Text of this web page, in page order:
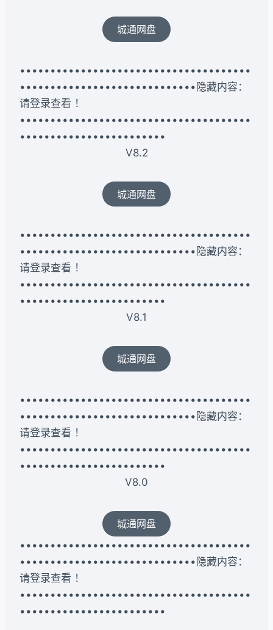
城通网盘
••••••••••••••••••••••••••••••••••••••
•••••••••••••••••••••••••••••隐藏内容：
请登录查看 ！
••••••••••••••••••••••••••••••••••••••
••••••••••••••••••••••••
V8.2
城通网盘
••••••••••••••••••••••••••••••••••••••
•••••••••••••••••••••••••••••隐藏内容：
请登录查看 ！
••••••••••••••••••••••••••••••••••••••
••••••••••••••••••••••••
V8.1
城通网盘
••••••••••••••••••••••••••••••••••••••
•••••••••••••••••••••••••••••隐藏内容：
请登录查看 ！
••••••••••••••••••••••••••••••••••••••
••••••••••••••••••••••••
V8.0
城通网盘
••••••••••••••••••••••••••••••••••••••
•••••••••••••••••••••••••••••隐藏内容：
请登录查看 ！
••••••••••••••••••••••••••••••••••••••
••••••••••••••••••••••••